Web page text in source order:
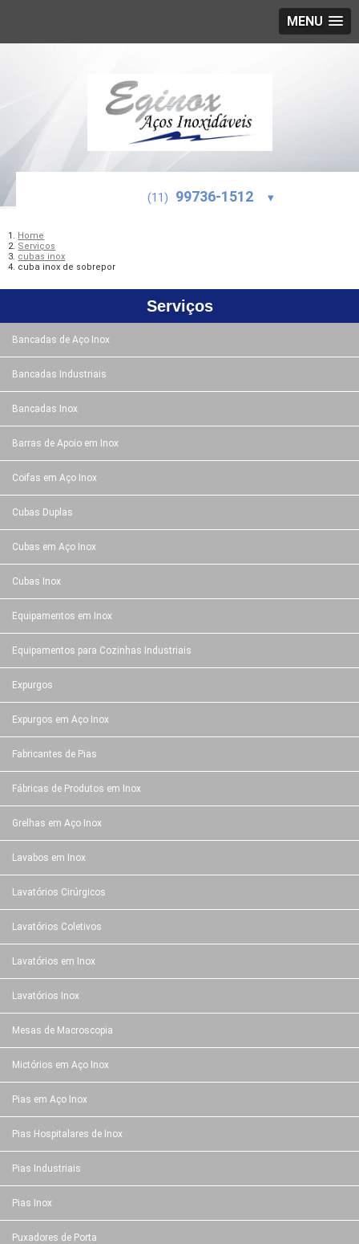
MENU
(11) 99736-1512 ▾
Home
Serviços
cubas inox
cuba inox de sobrepor
Serviços
Bancadas de Aço Inox
Bancadas Industriais
Bancadas Inox
Barras de Apoio em Inox
Coifas em Aço Inox
Cubas Duplas
Cubas em Aço Inox
Cubas Inox
Equipamentos em Inox
Equipamentos para Cozinhas Industriais
Expurgos
Expurgos em Aço Inox
Fabricantes de Pias
Fábricas de Produtos em Inox
Grelhas em Aço Inox
Lavabos em Inox
Lavatórios Cirúrgicos
Lavatórios Coletivos
Lavatórios em Inox
Lavatórios Inox
Mesas de Macroscopia
Mictórios em Aço Inox
Pias em Aço Inox
Pias Hospitalares de Inox
Pias Industriais
Pias Inox
Puxadores de Porta